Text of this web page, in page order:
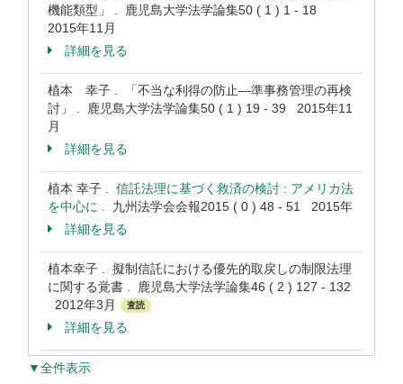
機能類型」 . 鹿児島大学法学論集50 ( 1 ) 1 - 18
2015年11月
詳細を見る
植本 幸子 . 「不当な利得の防止―準事務管理の再検
討」 . 鹿児島大学法学論集50 ( 1 ) 19 - 39 2015年11
月
詳細を見る
植本 幸子 . 信託法理に基づく救済の検討 : アメリカ法
を中心に . 九州法学会会報2015 ( 0 ) 48 - 51 2015年
詳細を見る
植本幸子 . 擬制信託における優先的取戻しの制限法理
に関する覚書 . 鹿児島大学法学論集46 ( 2 ) 127 - 132
2012年3月
査読
詳細を見る
▼全件表示